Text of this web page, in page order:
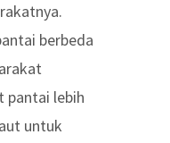
berbeda
pantai lebih
untuk